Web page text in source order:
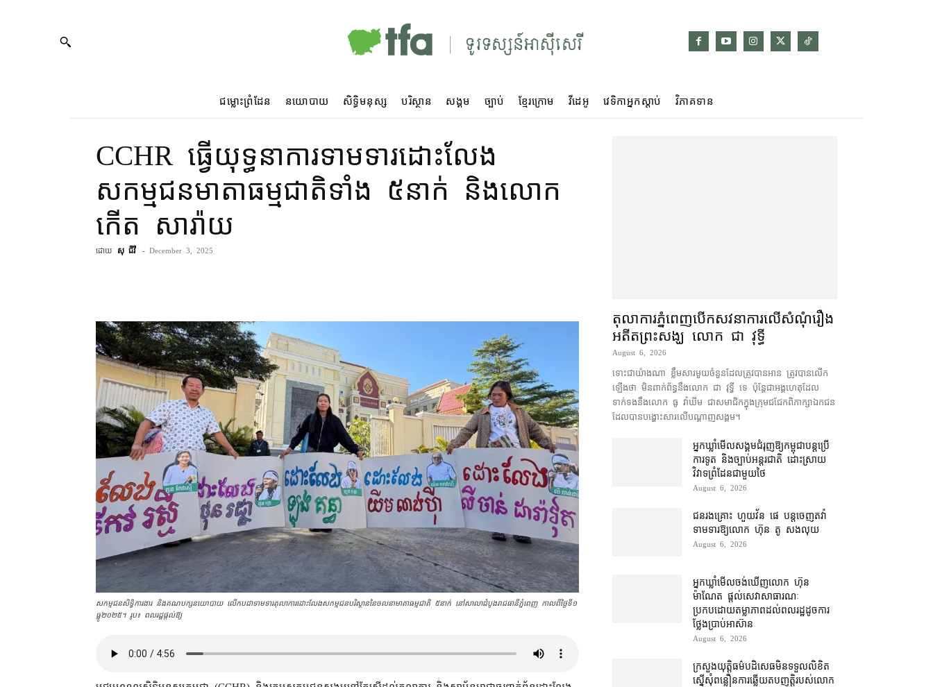
ជម្លោះព្រំដែន នយោបាយ សិទ្ធិមនុស្ស បរិស្ថាន សង្គម ច្បាប់ ខ្មែរក្រោម វីដេអូ វេទិកាអ្នកស្ដាប់ វិភាគទាន
CCHR ធ្វើ​យុទ្ធនាការ​ទាមទារ​ដោះលែង​
សកម្មជន​មាតា​ធម្មជាតិ​ទាំង ៥​នាក់ និង​លោក
កើត សារ៉ាយ
ដោយ សុ ជីវី - December 3, 2025
សកម្មជនសិទ្ធិការងារ និងគណបក្សនយោបាយ លើកបដាទាមទារ​តុលាការ​ដោះលែង​សកម្មជនបរិស្ថាន​នៃចលនាមាតាធម្មជាតិ ៥នាក់ នៅសាលាដំបូងរាជធានីភ្នំពេញ កាលពី​ថ្ងៃទី១
ធ្នូ​២០២៥។ រូប៖ ពលរដ្ឋផ្ដល់ឱ្យ
តុលាការ​ភ្នំពេញ​​បើកសវនាការ​លើ​សំណុំរឿង​​
អតីត​ព្រះសង្ឃ លោក ជា វុទ្ធី
August 6, 2026
ទោះជា​យ៉ាងណា ខ្លឹមសារ​មួយចំនួន​ដែល​ត្រូវ​បាន​អាន ត្រូវ​បាន​លើក
ឡើង​ថា មិន​ពាក់ព័ន្ធ​នឹង​លោក ជា វុទ្ធី ទេ ប៉ុន្តែ​ជា​អង្គ​ហេតុ​ដែល​
ទាក់ទង​នឹង​លោក ធូ វ៉ាឃីម ជា​សមាជិក​ក្នុង​ក្រុម​ជជែក​ពិភាក្សា​ឯកជន
ដែល​បាន​បង្ហោះ​សា​រលើ​បណ្ដាញ​សង្គម។
អ្នកឃ្លាំមើល​សង្គម​ជំរុញ​ឱ្យ​កម្ពុជា​បន្ត​ប្រើ​
ការទូត និង​ច្បាប់​អន្តរជាតិ ដោះស្រាយ​
វិវាទ​ព្រំដែន​ជាមួយ​ថៃ
August 6, 2026
ជនរងគ្រោះ ហួយវ័ន ផេ បន្ត​ចេញ​តវ៉ា​
ទាមទារ​ឱ្យ​លោក ហ៊ុន តូ សង​លុយ
August 6, 2026
អ្នកឃ្លាំមើល​ចង់​ឃើញ​លោក ហ៊ុន
ម៉ាណែត ផ្ដល់​សេវា​សាធារណៈ​
ប្រកបដោយ​តម្លាភាព​ដល់​ពលរដ្ឋ​ដូច​ការ​
ថ្លែង​ប្រាប់​អាស៊ាន
August 6, 2026
ក្រសួងយុត្តិធម៌​បដិសេធ​មិន​ទទួល​លិខិត​
ស្នើសុំ​ពន្លឿន​ការ​ឆ្លើយតប​ញត្តិ​របស់​លោក